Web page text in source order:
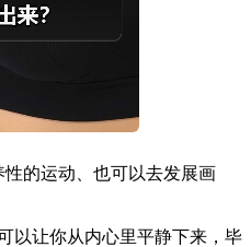
的运动、也可以去发展画
以让你从内心里平静下来，毕